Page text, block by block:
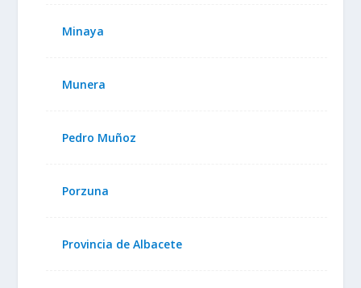
Minaya
Munera
Pedro Muñoz
Porzuna
Provincia de Albacete